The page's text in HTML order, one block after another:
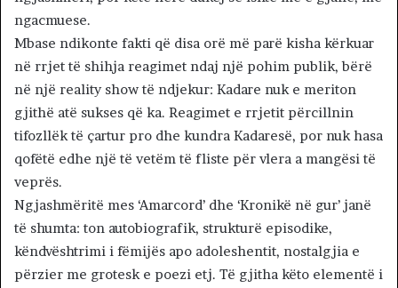
ngacmuese.
Mbase ndikonte fakti që disa orë më parë kisha kërkuar
në rrjet të shihja reagimet ndaj një pohim publik, bërë
në një reality show të ndjekur: Kadare nuk e meriton
gjithë atë sukses që ka. Reagimet e rrjetit përcillnin
tifozllëk të çartur pro dhe kundra Kadaresë, por nuk hasa
qofëtë edhe një të vetëm të fliste për vlera a mangësi të
veprës.
Ngjashmëritë mes ‘Amarcord’ dhe ‘Kronikë në gur’ janë
të shumta: ton autobiografik, strukturë episodike,
këndvështrimi i fëmijës apo adoleshentit, nostalgjia e
përzier me grotesk e poezi etj. Të gjitha këto elementë i